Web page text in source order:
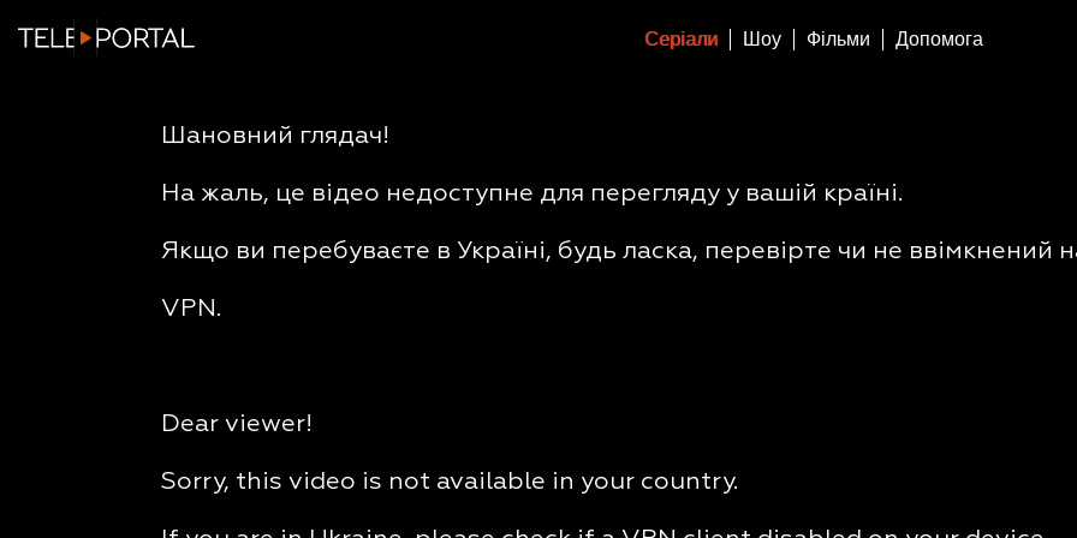
Серіали Шоу Фільми Допомога